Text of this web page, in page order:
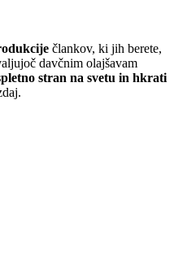
člankov, ki jih berete,
davčnim olajšavam
stran na svetu in hkrati